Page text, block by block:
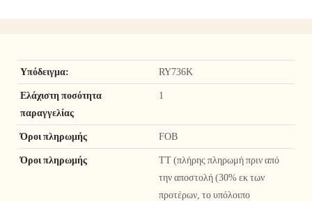
Υπόδειγμα: RY736K
Ελάχιστη ποσότητα
παραγγελίας
1
Όροι πληρωμής FOB
Όροι πληρωμής
TT (πλήρης πληρωμή πριν από
την αποστολή (30% εκ των
προτέρων, το υπόλοιπο